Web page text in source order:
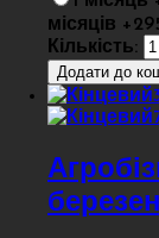
місяців
Кількість: